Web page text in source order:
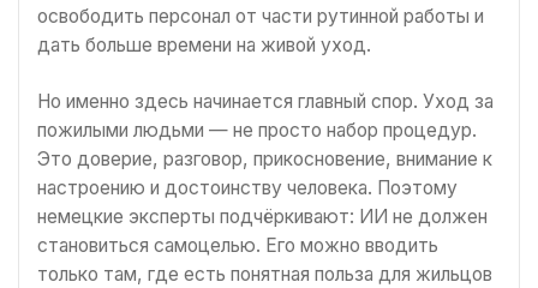
освободить персонал от части рутинной работы и
дать больше времени на живой уход.
Но именно здесь начинается главный спор. Уход за
пожилыми людьми — не просто набор процедур.
Это доверие, разговор, прикосновение, внимание к
настроению и достоинству человека. Поэтому
немецкие эксперты подчёркивают: ИИ не должен
становиться самоцелью. Его можно вводить
только там, где есть понятная польза для жильцов